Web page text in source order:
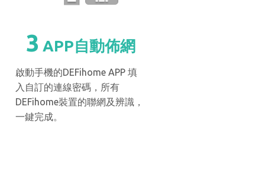
3 APP自動佈網
啟動手機的DEFihome APP 填
入自訂的連線密碼，所有
DEFihome裝置的聯網及辨識，
一鍵完成。